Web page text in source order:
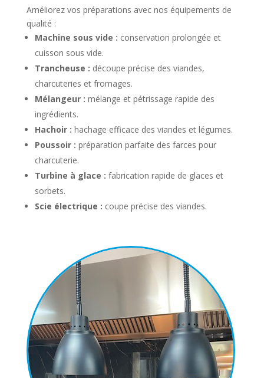
Améliorez vos préparations avec nos équipements de
qualité :
Machine sous vide : conservation prolongée et
cuisson sous vide.
Trancheuse : découpe précise des viandes,
charcuteries et fromages.
Mélangeur : mélange et pétrissage rapide des
ingrédients.
Hachoir : hachage efficace des viandes et légumes.
Poussoir : préparation parfaite des farces pour
charcuterie.
Turbine à glace : fabrication rapide de glaces et
sorbets.
Scie électrique : coupe précise des viandes.